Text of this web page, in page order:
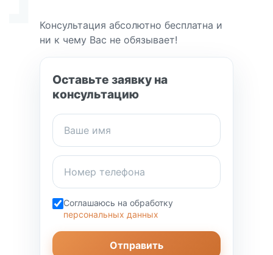
Консультация абсолютно бесплатна и
ни к чему Вас не обязывает!
Оставьте заявку на
консультацию
Соглашаюсь на обработку
персональных данных
Отправить